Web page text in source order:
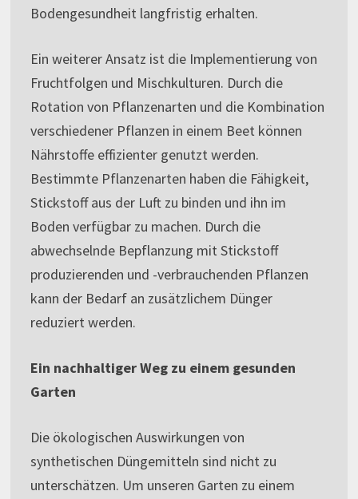
Bodengesundheit langfristig erhalten.
Ein weiterer Ansatz ist die Implementierung von
Fruchtfolgen und Mischkulturen. Durch die
Rotation von Pflanzenarten und die Kombination
verschiedener Pflanzen in einem Beet können
Nährstoffe effizienter genutzt werden.
Bestimmte Pflanzenarten haben die Fähigkeit,
Stickstoff aus der Luft zu binden und ihn im
Boden verfügbar zu machen. Durch die
abwechselnde Bepflanzung mit Stickstoff
produzierenden und -verbrauchenden Pflanzen
kann der Bedarf an zusätzlichem Dünger
reduziert werden.
Ein nachhaltiger Weg zu einem gesunden
Garten
Die ökologischen Auswirkungen von
synthetischen Düngemitteln sind nicht zu
unterschätzen. Um unseren Garten zu einem